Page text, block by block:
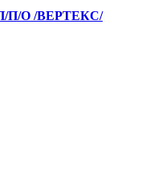
П/О /ВЕРТЕКС/